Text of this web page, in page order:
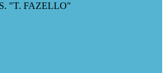
"T. FAZELLO"